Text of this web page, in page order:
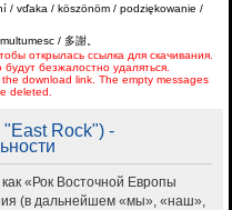
/ vďaka / köszönöm / podziękowanie /
/ 多謝。
открылась ссылка для скачивания.
безжалостно удаляться.
download link. The empty messages
deleted.
Rock") -
«Рок Восточной Европы
(в дальнейшем «мы», «наш»,